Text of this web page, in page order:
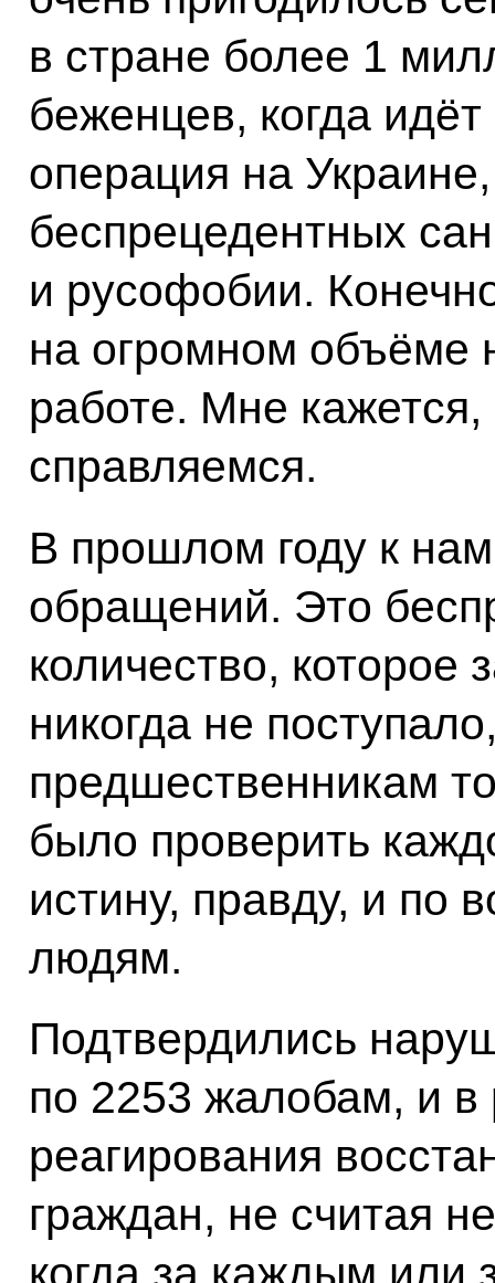
в стране более 1
беженцев, когда
операция на
беспрецедентных
и русофобии.
на огромном объёме
работе. Мне
справляемся.
В прошлом году к
обращений. Это
количество, которое
никогда не
предшественникам
было проверить
истину, правду, и по
людям.
Подтвердились
по 2253 жалобам, и в
реагирования
граждан, не считая